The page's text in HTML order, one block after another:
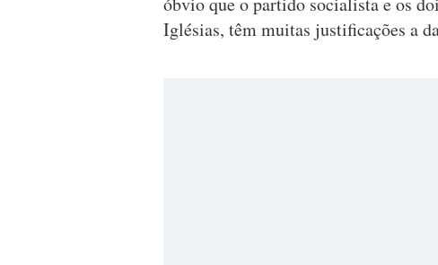
Iglésias, têm muitas justificações a